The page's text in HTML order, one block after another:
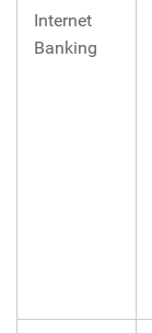
Internet
Banking